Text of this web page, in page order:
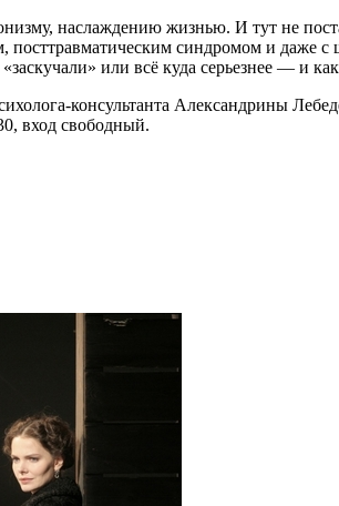
наслаждению жизнью. И тут не
посттравматическим синдромом и
или всё куда серьезнее — и
консультанта Александрины
вход свободный.